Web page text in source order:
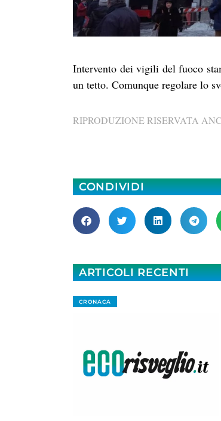
Intervento dei vigili del fuoco
un tetto. Comunque regolare lo
RIPRODUZIONE RISERVATA
CONDIVIDI
ARTICOLI RECENTI
CRONACA